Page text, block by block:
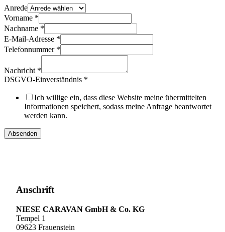
Anrede
Vorname *
Nachname *
Anrede
Telefonnummer
Adresse
E-Mail-Adresse *
Telefonnummer *
Nachricht *
DSGVO-Einverständnis *
Ich willige ein, dass diese Website meine übermittelten
Informationen speichert, sodass meine Anfrage beantwortet
werden kann.
Absenden
Anschrift
NIESE CARAVAN GmbH & Co. KG
Tempel 1
09623 Frauenstein